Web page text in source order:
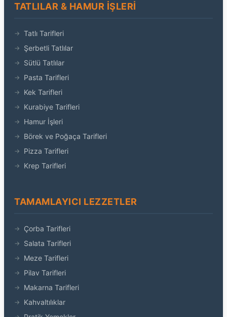
TATLILAR & HAMUR İŞLERI
Tatlı Tarifleri
Şerbetli Tatlılar
Sütlü Tatlılar
Pasta Tarifleri
Kek Tarifleri
Kurabiye Tarifleri
Hamur İşleri
Börek ve Poğaça Tarifleri
Pizza Tarifleri
Krep Tarifleri
TAMAMLAYICI LEZZETLER
Çorba Tarifleri
Salata Tarifleri
Meze Tarifleri
Pilav Tarifleri
Makarna Tarifleri
Kahvaltılıklar